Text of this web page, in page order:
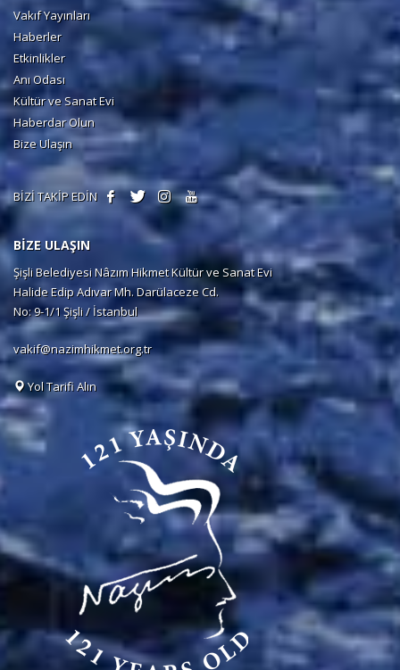
Vakıf Yayınları
Haberler
Etkinlikler
Anı Odası
Kültür ve Sanat Evi
Haberdar Olun
Bize Ulaşın
BİZİ TAKİP EDİN
BİZE ULAŞIN
Şişli Belediyesi Nâzım Hikmet Kültür ve Sanat Evi
Halide Edip Adıvar Mh. Darülaceze Cd.
No: 9-1/1 Şişli / İstanbul
vakif@nazimhikmet.org.tr
Yol Tarifi Alın